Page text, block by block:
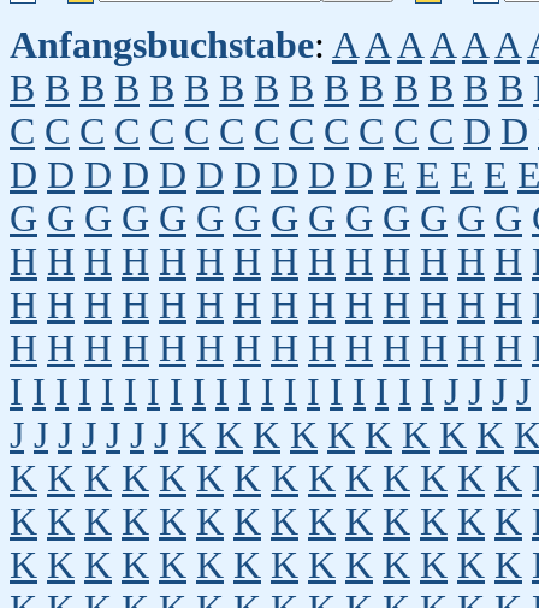
Anfangsbuchstabe: A A A A A A
B B B B B B B B B B B B B B B
C C C C C C C C C C C C C D D
D D D D D D D D D D E E E E
G G G G G G G G G G G G G G
H H H H H H H H H H H H H H
H H H H H H H H H H H H H H
H H H H H H H H H H H H H H
I I I I I I I I I I I I I I I I I I I J J J J
J J J J J J J K K K K K K K K K
K K K K K K K K K K K K K K
K K K K K K K K K K K K K K
K K K K K K K K K K K K K K